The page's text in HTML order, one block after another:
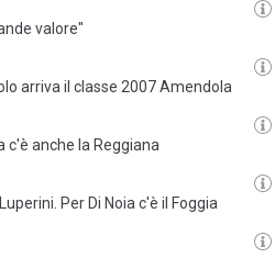
valore"
arriva il classe 2007 Amendola
c'è anche la Reggiana
Per Di Noia c'è il Foggia